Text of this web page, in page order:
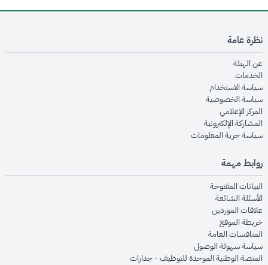
نظرة عامة
عن الهيئةopens in new window
الخدماتopens in new window
سياسة الاستخدام
سياسة الخصوصيةopens in new window
المركز الإعلاميopens in new window
المشاركة الإلكترونيةopens in new window
سياسة حرية المعلوماتopens in new window
روابط مهمة
البيانات المفتوحةopens in new window
الأسئلة الشائعةopens in new window
علاقات الموردينopens in new window
خريطة الموقعopens in new window
المنافسات العامةopens in new window
سياسة سهولة الوصولopens in new window
المنصة الوطنية الموحدة للتوظيف - جداراتopens in new window